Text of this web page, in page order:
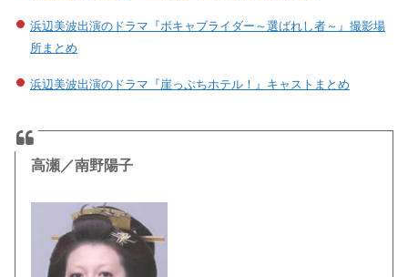
浜辺美波出演のドラマ『ボキャブライダー～選ばれし者～』撮影場
所まとめ
浜辺美波出演のドラマ『崖っぷちホテル！』キャストまとめ
高瀬／南野陽子